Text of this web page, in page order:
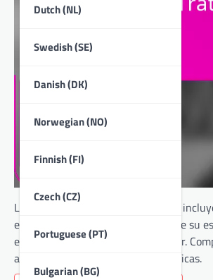
Dutch (NL)
Swedish (SE)
Danish (DK)
Norwegian (NO)
Finnish (FI)
Czech (CZ)
Portuguese (PT)
Bulgarian (BG)
Los tratamientos de ventanas, que
estética como de la funcionalidad de su
elevar el diseño general de su hogar.
adaptada a sus necesidades específicas.